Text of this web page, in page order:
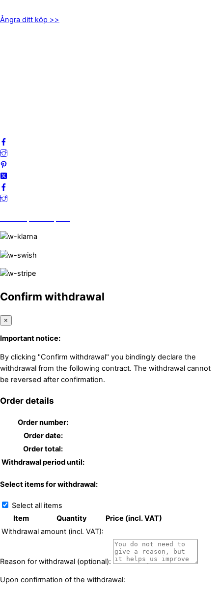
Ångra ditt köp >>
Confirm withdrawal
×
Important notice:
By clicking "Confirm withdrawal" you bindingly declare the
withdrawal from the following contract. The withdrawal cannot
be reversed after confirmation.
Order details
Order number:
Order date:
Order total:
Withdrawal period until:
Select items for withdrawal:
Select all items
Item
Quantity
Price (incl. VAT)
Withdrawal amount (incl. VAT):
Reason for withdrawal (optional):
Upon confirmation of the withdrawal: